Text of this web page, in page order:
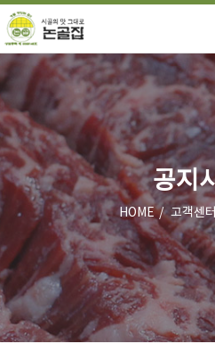
공지
HOME 고객센